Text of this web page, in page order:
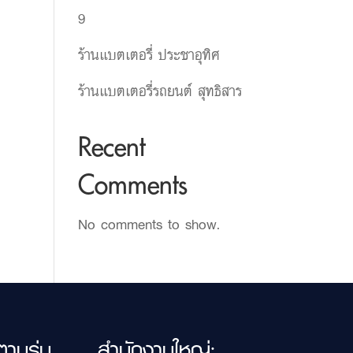
9
ร้านแบตเตอรี่ ประชาอุทิศ
ร้านแบตเตอรี่รถยนต์ สุทธิสาร
Recent
Comments
No comments to show.